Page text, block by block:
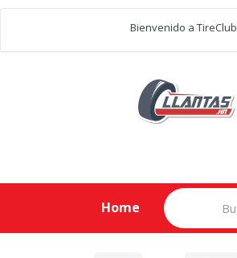
Bienvenido a TireClub
Home
Search
for: